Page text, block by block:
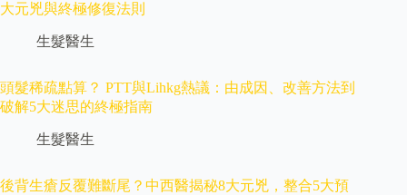
大元兇與終極修復法則
生髮醫生
頭髮稀疏點算？ PTT與Lihkg熱議：由成因、改善方法到
破解5大迷思的終極指南
生髮醫生
後背生瘡反覆難斷尾？中西醫揭秘8大元兇，整合5大預